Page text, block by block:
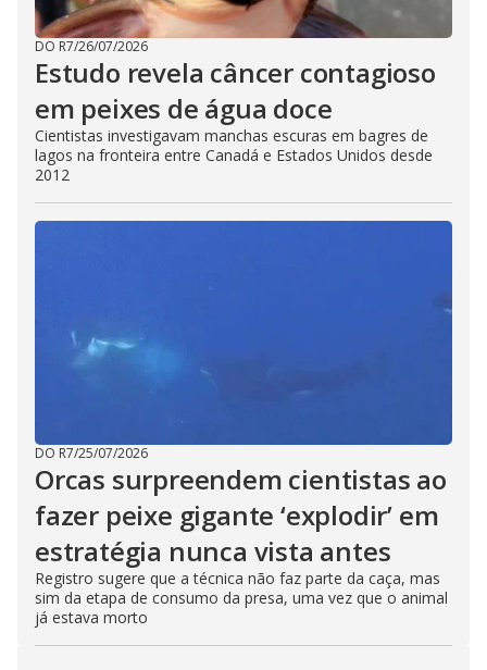
DO R7/26/07/2026
Estudo revela câncer contagioso
em peixes de água doce
Cientistas investigavam manchas escuras em bagres de
lagos na fronteira entre Canadá e Estados Unidos desde
2012
DO R7/25/07/2026
Orcas surpreendem cientistas ao
fazer peixe gigante ‘explodir’ em
estratégia nunca vista antes
Registro sugere que a técnica não faz parte da caça, mas
sim da etapa de consumo da presa, uma vez que o animal
já estava morto